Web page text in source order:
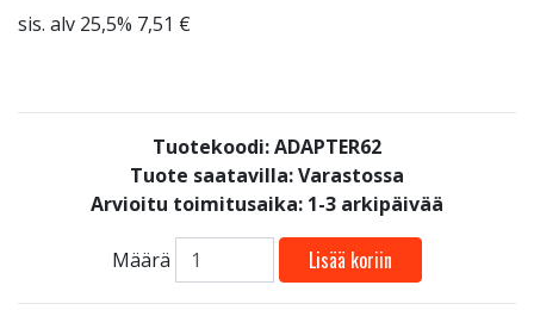
sis. alv 25,5% 7,51 €
Tuotekoodi: ADAPTER62
Tuote saatavilla:Varastossa
Arvioitu toimitusaika: 1-3 arkipäivää
Määrä Lisää koriin